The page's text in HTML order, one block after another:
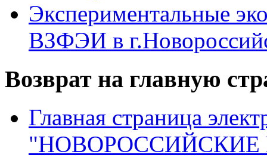
Экспериментальные
ВЗФЭИ в
Возврат на главную
Главная страница
"НОВОРОССИЙСКИЕ